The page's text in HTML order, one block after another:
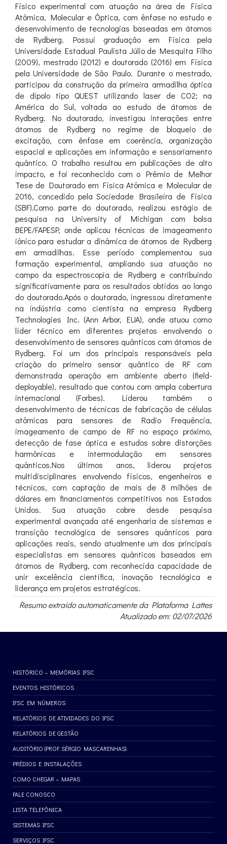
Físico experimental com atuação na área de Física
Atômica, Molecular e Óptica, com ênfase no estudo e
desenvolvimento de tecnologias baseadas em átomos
de Rydberg. Possui graduação em Física pela
Universidade Estadual Paulista Júlio de Mesquita Filho
(2009), mestrado (2012) e doutorado (2016) em Física
pela Universidade de São Paulo. Durante o mestrado,
participou da construção da primeira armadilha óptica
de dipolo tipo QUEST utilizando laser de CO2; na
América do Sul, voltada ao estudo de átomos de
Rydberg. No doutorado, investigou interações entre
átomos de Rydberg no regime de bloqueio de
excitação, com ênfase em coerência, organização
espacial e aplicações em informação e sensoriamento
quântico. O trabalho resultou em publicações de alto
impacto, e foi reconhecido com o Prêmio de Melhor
Tese de Doutorado em Física Atômica e Molecular de
2016, concedido pela Sociedade Brasileira de Física
(SBF).Como parte do doutorado, realizou estágio de
pesquisa na University of Michigan com bolsa
BEPE/FAPESP, onde aplicou técnicas de imageamento
iônico para estudar a dinâmica de átomos de Rydberg
em armadilhas. Esse período complementou sua
formação experimental, ampliando sua atuação no
campo da espectroscopia de Rydberg e contribuindo
significativamente para os resultados obtidos ao longo
do doutorado.Após o doutorado, ingressou diretamente
na indústria como cientista na empresa Rydberg
Technologies Inc. (Ann Arbor, EUA), onde atuou como
líder técnico em diferentes projetos envolvendo o
desenvolvimento de sensores quânticos com átomos de
Rydberg. Foi um dos principais responsáveis pela
criação do primeiro sensor quântico de RF com
demonstrada operação em ambiente aberto (field-
deployable), resultado que contou com ampla cobertura
internacional (Forbes). Liderou também o
desenvolvimento de técnicas de fabricação de células
atômicas para sensores de Radio Frequência,
imageamento de campo de RF no espaço próximo,
detecção de fase óptica e estudos sobre distorções
harmônicas e intermodulação em sensores
quânticos.Nos últimos anos, liderou projetos
multidisciplinares envolvendo físicos, engenheiros e
técnicos, com captação de mais de 8 milhões de
dólares em financiamentos competitivos nos Estados
Unidos. Sua atuação cobre desde pesquisa
experimental avançada até engenharia de sistemas e
transição tecnológica de sensores quânticos para
aplicações reais, sendo atualmente um dos principais
especialistas em sensores quânticos baseados em
átomos de Rydberg, com reconhecida capacidade de
unir excelência científica, inovação tecnológica e
liderança em projetos estratégicos.
Resumo extraído automaticamente da Plataforma Lattes
Atualizado em: 02/07/2026
HISTÓRICO – MEMÓRIAS IFSC
EVENTOS HISTÓRICOS
IFSC EM NÚMEROS
RELATÓRIOS DE ATIVIDADES DO IFSC
RELATÓRIOS DE GESTÃO
AUDITÓRIO (PROF. SÉRGIO MASCARENHAS)
PRÉDIOS E INSTALAÇÕES
COMO CHEGAR – MAPAS
FALE CONOSCO
LISTA TELEFÔNICA
SISTEMAS IFSC
SERVIÇOS IFSC